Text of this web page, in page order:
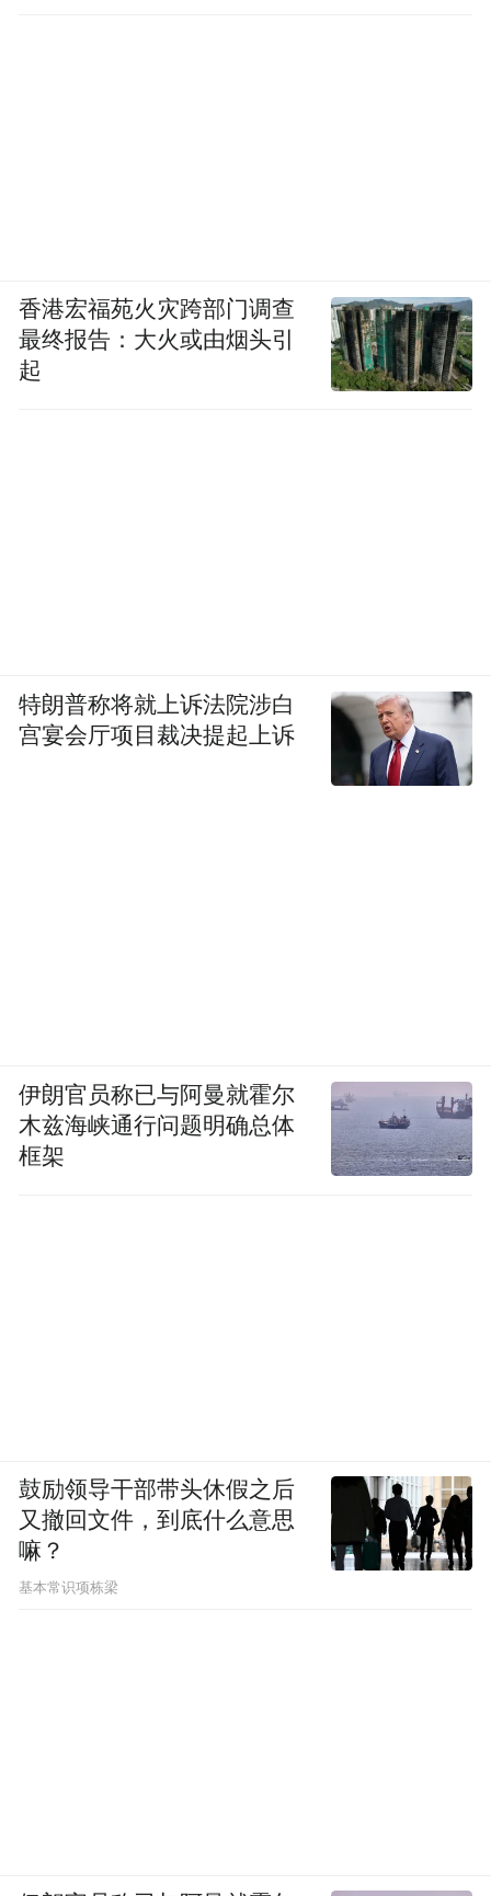
香港宏福苑火灾跨部门调查
最终报告：大火或由烟头引
起
特朗普称将就上诉法院涉白
宫宴会厅项目裁决提起上诉
伊朗官员称已与阿曼就霍尔
木兹海峡通行问题明确总体
框架
鼓励领导干部带头休假之后
又撤回文件，到底什么意思
嘛？
基本常识项栋梁